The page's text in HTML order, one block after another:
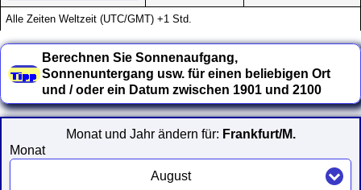
Alle Zeiten Weltzeit (UTC/GMT) +1 Std.
Berechnen Sie Sonnenaufgang,
Sonnenuntergang usw. für einen beliebigen Ort
und / oder ein Datum zwischen 1901 und 2100
Monat und Jahr ändern für: Frankfurt/M.
Monat
August